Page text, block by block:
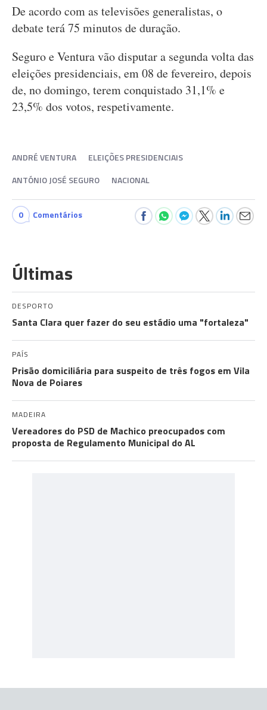
De acordo com as televisões generalistas, o
debate terá 75 minutos de duração.
Seguro e Ventura vão disputar a segunda volta das
eleições presidenciais, em 08 de fevereiro, depois
de, no domingo, terem conquistado 31,1% e
23,5% dos votos, respetivamente.
ANDRÉ VENTURA
ELEIÇÕES PRESIDENCIAIS
ANTÓNIO JOSÉ SEGURO
NACIONAL
0 Comentários
Últimas
DESPORTO
Santa Clara quer fazer do seu estádio uma "fortaleza"
PAÍS
Prisão domiciliária para suspeito de três fogos em Vila
Nova de Poiares
MADEIRA
Vereadores do PSD de Machico preocupados com
proposta de Regulamento Municipal do AL